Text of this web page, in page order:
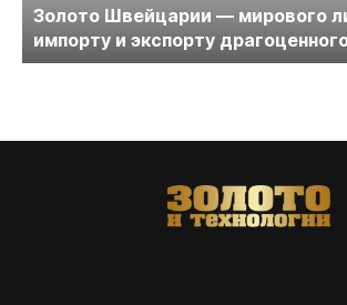
Золото Швейцарии — мирового
импорту и экспорту